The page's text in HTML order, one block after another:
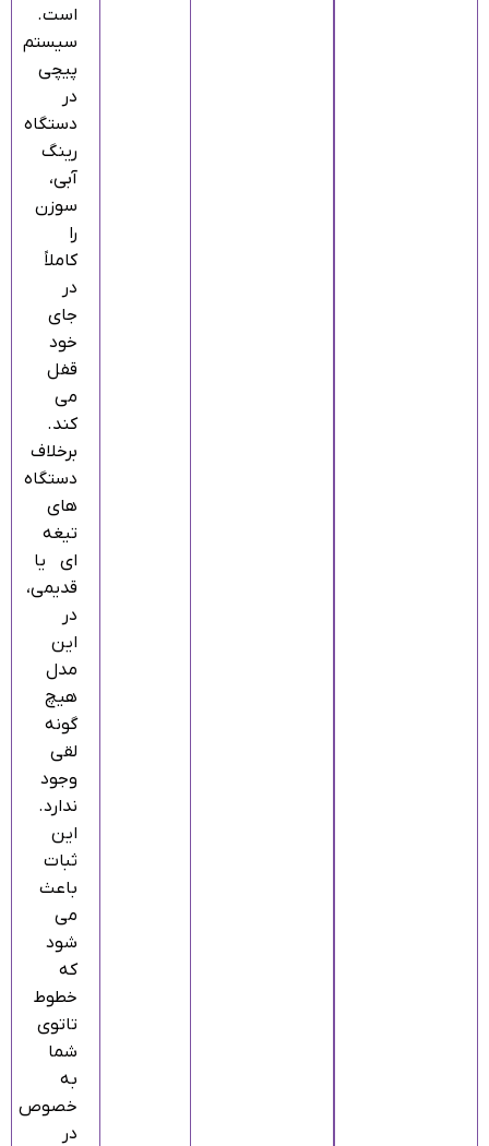
است.
سیستم
پیچی
در
دستگاه
رینگ
آبی،
سوزن
را
کاملاً
در
جای
خود
قفل
می‌
کند.
برخلاف
دستگاه‌
های
تیغه‌
ای یا
قدیمی،
در
این
مدل
هیچ‌
گونه
لقی
وجود
ندارد.
این
ثبات
باعث
می‌
شود
که
خطوط
تاتوی
شما
به
خصوص
در